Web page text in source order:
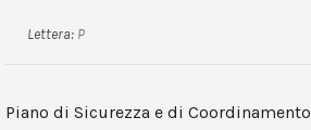
Lettera: P
Piano di Sicurezza e di Coordinamento